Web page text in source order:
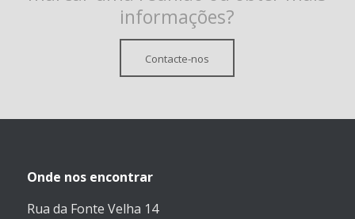
informações?
Contacte-nos
Onde nos encontrar
Rua da Fonte Velha 14